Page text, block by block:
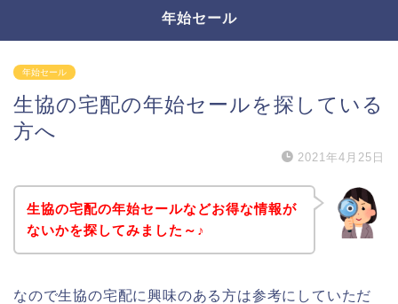
年始セール
年始セール
生協の宅配の年始セールを探している
方へ
2021年4月25日
生協の宅配の年始セールなどお得な情報が
ないかを探してみました～♪
なので生協の宅配に興味のある方は参考にしていただ